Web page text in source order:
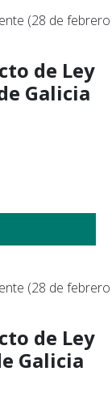
de Ley
Galicia
de Ley
Galicia